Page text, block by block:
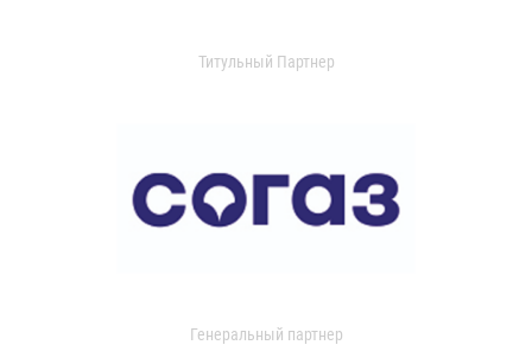
Титульный Партнер
Генеральный партнер